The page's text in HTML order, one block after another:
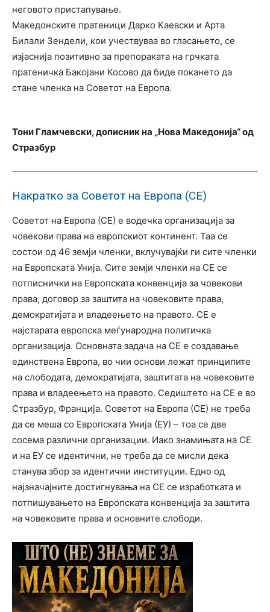
неговото пристапување.
Македонските пратеници Дарко Каевски и Арта
Билали Зендели, кои учествуваа во гласањето, се
изјаснија позитивно за препораката на грчката
пратеничка Бакојани Косово да биде покането да
стане членка на Советот на Европа.
Тони Гламчевски, дописник на „Нова Македонија“ од
Стразбур
Накратко за Советот на Европа (СЕ)
Советот на Европа (СЕ) е водечка организација за
човекови права на европскиот континент. Таа се
состои од 46 земји членки, вклучувајќи ги сите членки
на Европската Унија. Сите земји членки на СЕ се
потписнички на Европската конвенција за човекови
права, договор за заштита на човековите права,
демократијата и владеењето на правото. CЕ е
најстарата европска меѓународна политичка
организација. Основната задача на СЕ е создавање
единствена Европа, во чии основи лежат принципите
на слободата, демократијата, заштитата на човековите
права и владеењето на правото. Седиштето на СЕ е во
Стразбур, Франција. Советот на Европа (СЕ) не треба
да се меша со Европската Унија (ЕУ) – тоа се две
сосема различни организации. Иако знамињата на СЕ
и на ЕУ се идентични, не треба да се мисли дека
станува збор за идентични институции. Едно од
најзначајните достигнувања на СЕ се изработката и
потпишувањето на Европската конвенција за заштита
на човековите права и основните слободи.